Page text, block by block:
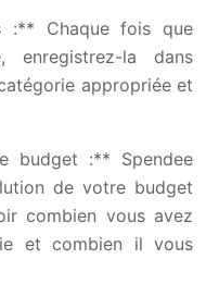
:** Chaque fois que
enregistrez-la dans
appropriée et
budget :** Spendee
de votre budget
combien vous avez
et combien il vous